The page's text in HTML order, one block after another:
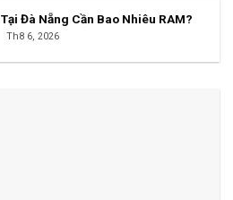
Đà Nẵng Cần Bao Nhiêu RAM?
Th8 6, 2026